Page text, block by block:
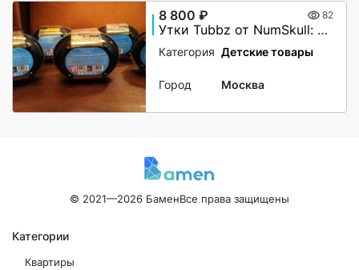
8 800 ₽ 82
Утки Tubbz от NumSkull: MOTORHEAD, IRON MAIDEN
Категория Детские товары
Город Москва
© 2021—2026 БаменВсе права защищены
Категории
Квартиры